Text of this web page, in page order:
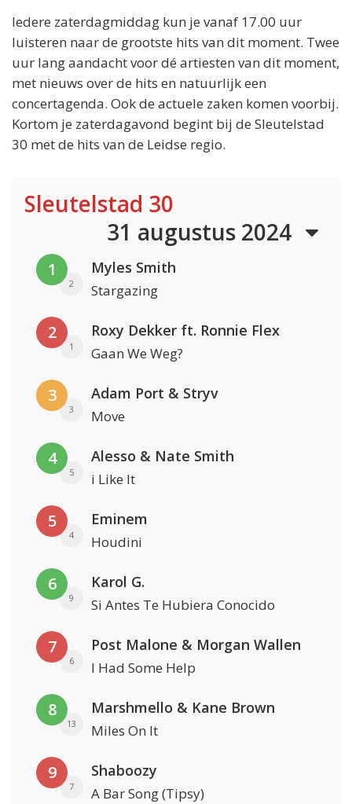
Iedere zaterdagmiddag kun je vanaf 17.00 uur
luisteren naar de grootste hits van dit moment. Twee
uur lang aandacht voor dé artiesten van dit moment,
met nieuws over de hits en natuurlijk een
concertagenda. Ook de actuele zaken komen voorbij.
Kortom je zaterdagavond begint bij de Sleutelstad
30 met de hits van de Leidse regio.
Sleutelstad 30
31 augustus 2024
1
2
Myles Smith
Stargazing
2
1
Roxy Dekker ft. Ronnie Flex
Gaan We Weg?
3
3
Adam Port & Stryv
Move
4
5
Alesso & Nate Smith
i Like It
5
4
Eminem
Houdini
6
9
Karol G.
Si Antes Te Hubiera Conocido
7
6
Post Malone & Morgan Wallen
I Had Some Help
8
13
Marshmello & Kane Brown
Miles On It
9
7
Shaboozy
A Bar Song (Tipsy)